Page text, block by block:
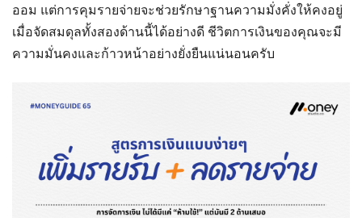
ออม แต่การคุมรายจ่ายจะช่วยรักษาฐานความมั่งคั่งให้คงอยู่
เมื่อจัดสมดุลทั้งสองด้านนี้ได้อย่างดี ชีวิตการเงินของคุณจะมี
ความมั่นคงและก้าวหน้าอย่างยั่งยืนแน่นอนครับ